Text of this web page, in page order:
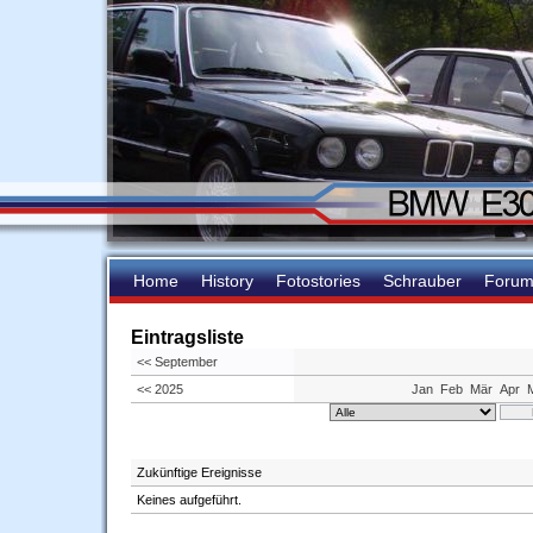
Home History Fotostories Schrauber Forum
Eintragsliste
<< September
<< 2025
Jan Feb Mär Apr
Zukünftige Ereignisse
Keines aufgeführt.